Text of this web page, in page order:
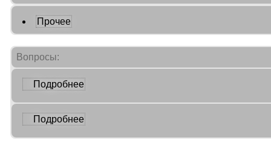
Прочее
Вопросы:
Подробнее
Подробнее